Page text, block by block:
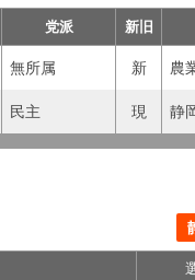
党派 新旧
無所属 新 農
民主 現 静